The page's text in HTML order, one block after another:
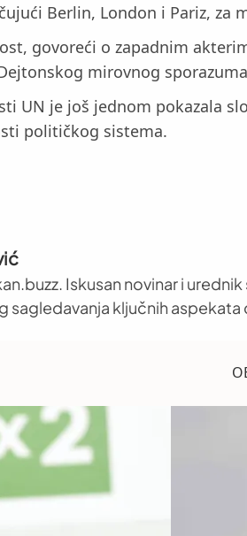
Berlin, London i Pariz,
govoreći o zapadnim
mirovnog
UN je još jednom pokazala
političkog sistema.
Iskusan novinar i
sagledavanja ključnih